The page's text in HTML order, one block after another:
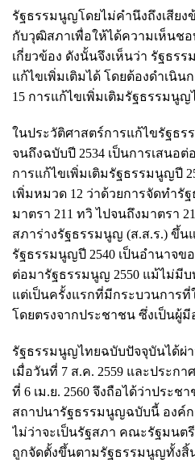
รัฐธรรมนูญโดยไม่คำนึงถึงเสีย
กับวุฒิสภาเพื่อให้ได้ความเห็นช
เกี่ยวข้อง ดังนั้นจึงเห็นว่า รัฐธร
แก้ไขเพิ่มเติมได้ โดยต้องดำเนิ
15 การแก้ไขเพิ่มเติมรัฐธรรมนู
ในประวัติศาสตร์การแก้ไขรัฐธร
จนถึงฉบับปี 2534 เป็นการเสนอ
การแก้ไขเพิ่มเติมรัฐธรรมนูญปี
เพิ่มหมวด 12 ว่าด้วยการจัดทำ
มาตรา 211 ทวิ ไปจนถึงมาตรา
สภาร่างรัฐธรรมนูญ (ส.ส.ร.) ขึ้น
รัฐธรรมนูญปี 2540 เป็นอำนาจข
ต่อมารัฐธรรมนูญ 2550 แม้ไม่มี
แต่เป็นครั้งแรกที่มีกระบวนการ
โดยตรงจากประชาชน ซึ่งเป็นผู้
รัฐธรรมนูญไทยฉบับปัจจุบันได้ผ่
เมื่อวันที่ 7 ส.ค. 2559 และประก
ที่ 6 เม.ย. 2560 จึงถือได้ว่าประช
สถาปนารัฐธรรมนูญฉบับนี้ องค์
ไม่ว่าจะเป็นรัฐสภา คณะรัฐมนต
ถูกจัดตั้งขึ้นตามรัฐธรรมนูญทั้งสิ้